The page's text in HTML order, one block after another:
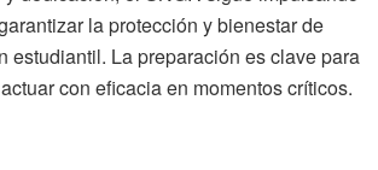
la protección y bienestar de
estudiantil. La preparación es clave para
con eficacia en momentos críticos.